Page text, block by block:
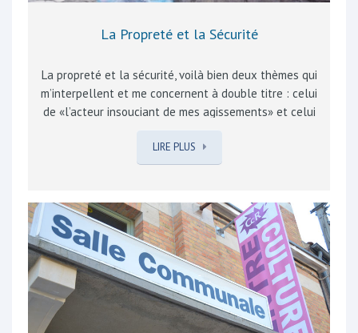
La Propreté et la Sécurité
La propreté et la sécurité, voilà bien deux thèmes qui
m’interpellent et me concernent à double titre : celui
de «l’acteur insouciant de mes agissements» et celui
effet, lorsqu’au volant de mon véhicule, je roule trop
vite ou me gare fautivement, je ne pense pas au
que je peux aussi être. Pour la sécurité de ma maison,
de mon quartier, je veille à être attentif aux faits
troublants ou inhabituels que je constate et que je
relaie aux autorités compétentes. Une…
LIRE PLUS